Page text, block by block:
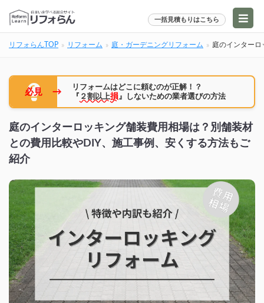
一括見積もりはこちら
リフォらんTOP リフォーム 庭・ガーデニングリフォーム 庭のインター
必見 →
リフォームはどこに頼むのが正解！？
『 ２割以上損』しないための業者選びの方法
庭のインターロッキング舗装費用相場は？別舗装材
との費用比較やDIY、施工事例、安くする方法もご
紹介